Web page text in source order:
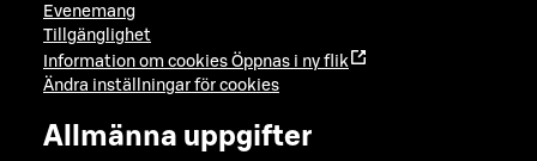
Evenemang
Tillgänglighet
Information om cookies Öppnas i ny flik
Ändra inställningar för cookies
Allmänna uppgifter